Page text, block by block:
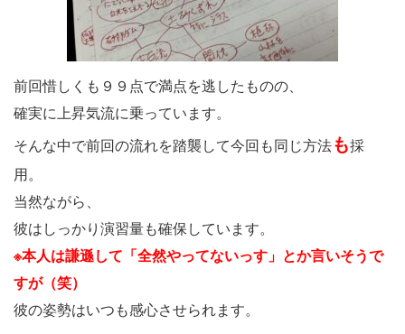
前回惜しくも９９点で満点を逃したものの、
確実に上昇気流に乗っています。
そんな中で前回の流れを踏襲して今回も同じ方法も採
用。
当然ながら、
彼はしっかり演習量も確保しています。
※本人は謙遜して「全然やってないっす」とか言いそうで
すが（笑）
彼の姿勢はいつも感心させられます。